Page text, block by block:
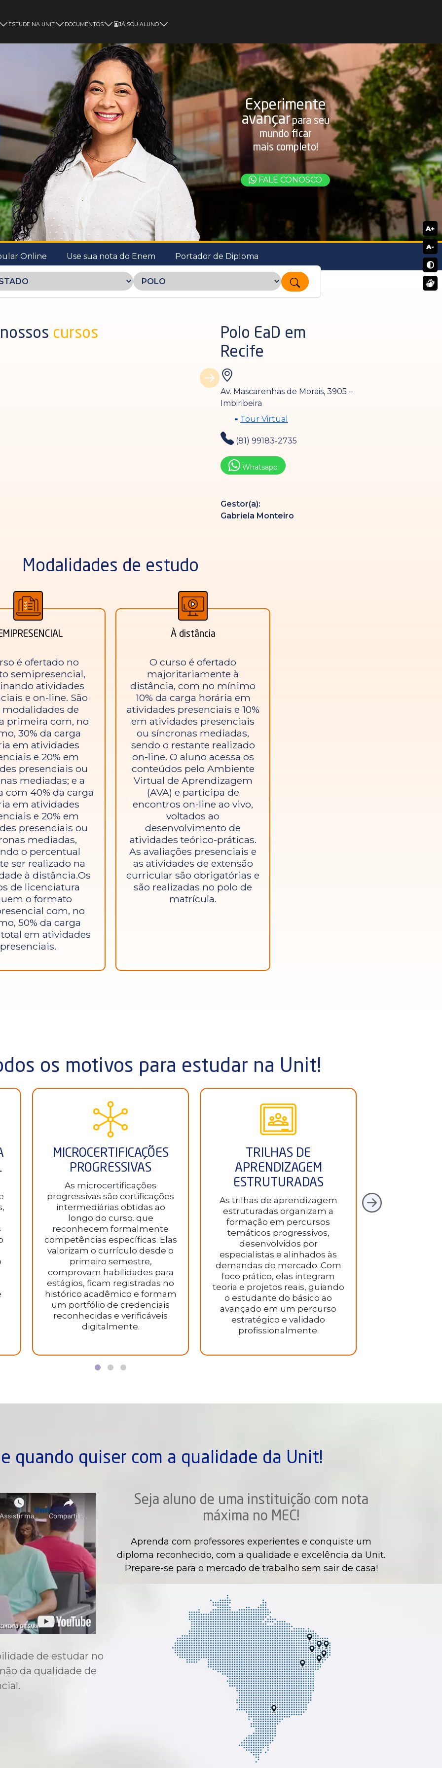
ESTUDE NA UNIT DOCUMENTOS JÁ SOU ALUNO
Magister
Experimente
avançarpara seu
mundo ficar
mais completo!
FALE CONOSCO
Online Use sua nota do Enem Portador de Diploma
cursos
Polo EaD em
Recife
Av. Mascarenhas de Morais, 3905 –
Imbiribeira
Tour Virtual
(81) 99183-2735
Whatsapp
Gestor(a):
Gabriela Monteiro
Modalidades de estudo
é ofertado no
semipresencial,
atividades
e on-line. São
modalidades de
primeira com, no
30% da carga
em atividades
e 20% em
presenciais ou
mediadas; e a
com 40% da carga
em atividades
e 20% em
presenciais ou
mediadas,
o percentual
ser realizado na
à distância.Os
de licenciatura
o formato
com, no
50% da carga
em atividades
presenciais.
À distância
O curso é ofertado
majoritariamente à
distância, com no mínimo
10% da carga horária em
atividades presenciais e 10%
em atividades presenciais
ou síncronas mediadas,
sendo o restante realizado
on-line. O aluno acessa os
conteúdos pelo Ambiente
Virtual de Aprendizagem
(AVA) e participa de
encontros on-line ao vivo,
voltados ao
desenvolvimento de
atividades teórico-práticas.
As avaliações presenciais e
as atividades de extensão
curricular são obrigatórias e
são realizadas no polo de
matrícula.
os motivos para estudar na Unit!
MICROCERTIFICAÇÕES
PROGRESSIVAS
As microcertificações
progressivas são certificações
intermediárias obtidas ao
longo do curso. que
reconhecem formalmente
competências específicas. Elas
valorizam o currículo desde o
primeiro semestre,
comprovam habilidades para
estágios, ficam registradas no
histórico acadêmico e formam
um portfólio de credenciais
reconhecidas e verificáveis
digitalmente.
TRILHAS DE
APRENDIZAGEM
ESTRUTURADAS
As trilhas de aprendizagem
estruturadas organizam a
formação em percursos
temáticos progressivos,
desenvolvidos por
especialistas e alinhados às
demandas do mercado. Com
foco prático, elas integram
teoria e projetos reais, guiando
o estudante do básico ao
avançado em um percurso
estratégico e validado
profissionalmente.
A
quando quiser com a qualidade da Unit!
de estudar no
da qualidade de
Seja aluno de uma instituição com nota
máxima no MEC!
Aprenda com professores experientes e conquiste um
diploma reconhecido, com a qualidade e excelência da Unit.
Prepare-se para o mercado de trabalho sem sair de casa!
A+
A-